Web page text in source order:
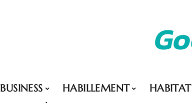
BUSINESS HABILLEMENT HABITAT